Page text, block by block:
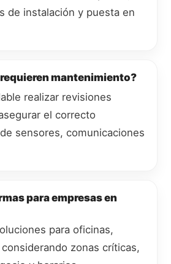
de instalación y puesta en
mantenimiento?
realizar revisiones
el correcto
sensores, comunicaciones
para empresas en
para oficinas,
zonas críticas,